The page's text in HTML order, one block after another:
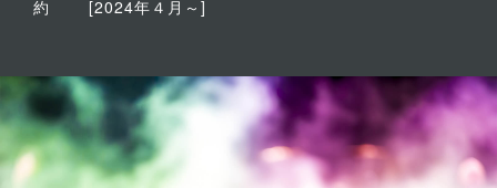
約 [2024年４月～]